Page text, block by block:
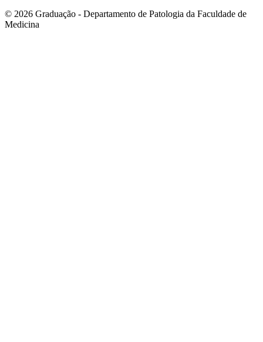
© 2026 Graduação - Departamento de Patologia da Faculdade de
Medicina